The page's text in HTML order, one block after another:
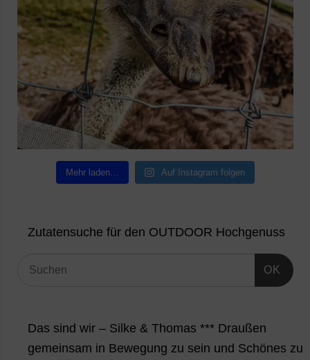
Mehr laden… Auf Instagram folgen
Zutatensuche für den OUTDOOR Hochgenuss
OK
Das sind wir – Silke & Thomas *** Draußen
gemeinsam in Bewegung zu sein und Schönes zu